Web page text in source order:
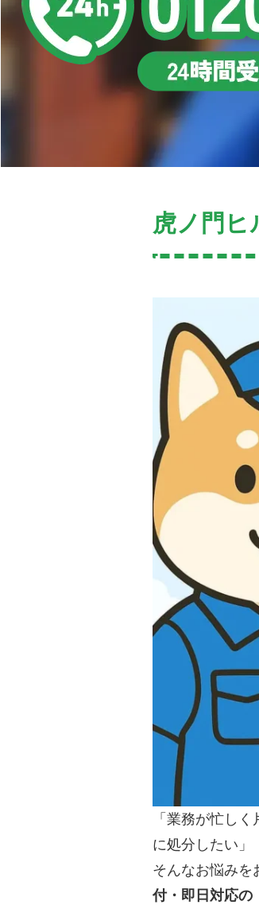
虎ノ門ヒ
「業務が忙し
に処分したい」
そんなお悩みを
付・即日対応の